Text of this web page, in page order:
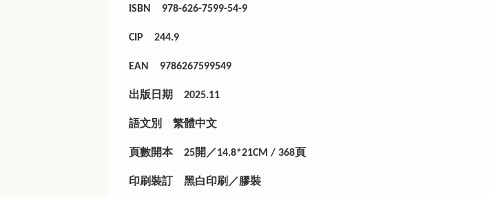
ISBN 978-626-7599-54-9
CIP 244.9
EAN 9786267599549
出版日期 2025.11
語文別 繁體中文
頁數開本 25開／14.8*21CM / 368頁
印刷裝訂 黑白印刷／膠裝